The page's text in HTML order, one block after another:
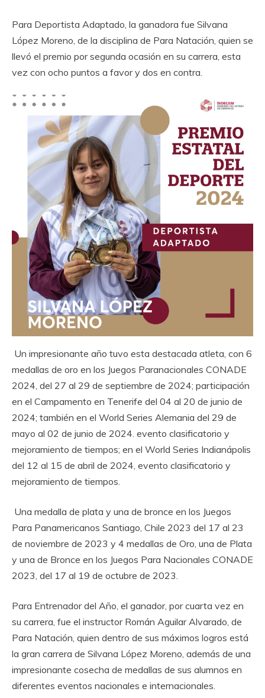
Para Deportista Adaptado, la ganadora fue Silvana
López Moreno, de la disciplina de Para Natación, quien se
llevó el premio por segunda ocasión en su carrera, esta
vez con ocho puntos a favor y dos en contra.
Un impresionante año tuvo esta destacada atleta, con 6
medallas de oro en los Juegos Paranacionales CONADE
2024, del 27 al 29 de septiembre de 2024; participación
en el Campamento en Tenerife del 04 al 20 de junio de
2024; también en el World Series Alemania del 29 de
mayo al 02 de junio de 2024. evento clasificatorio y
mejoramiento de tiempos; en el World Series Indianápolis
del 12 al 15 de abril de 2024, evento clasificatorio y
mejoramiento de tiempos.
Una medalla de plata y una de bronce en los Juegos
Para Panamericanos Santiago, Chile 2023 del 17 al 23
de noviembre de 2023 y 4 medallas de Oro, una de Plata
y una de Bronce en los Juegos Para Nacionales CONADE
2023, del 17 al 19 de octubre de 2023.
Para Entrenador del Año, el ganador, por cuarta vez en
su carrera, fue el instructor Román Aguilar Alvarado, de
Para Natación, quien dentro de sus máximos logros está
la gran carrera de Silvana López Moreno, además de una
impresionante cosecha de medallas de sus alumnos en
diferentes eventos nacionales e internacionales.